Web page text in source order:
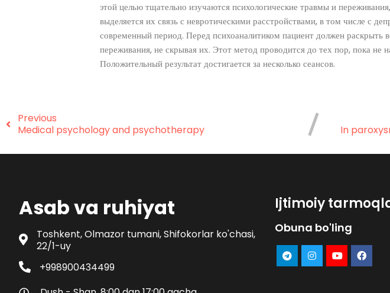
этой целью тщательно изучаются психологические травмы и
выделяется их связь с невротическими расстройствами, в том числе с
современный период. Перед психоаналитиком пациент должен раскрыть
переживания, не скрывая их. Этот метод проводится до тех пор, пока не
Положительный результат достигается за несколько сеансов.
Previous
Medical psychology and psychotherapy
In
Asab va ruhiyat
Toshkent, Olmazor tumani, Shifokorlar ko'chasi,
22/1-uy
+998900434499
Ijtimoiy
Obuna bo'ling